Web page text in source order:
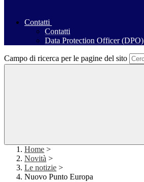
Contatti
Contatti
Data Protection Officer (DPO)
Campo di ricerca per le pagine del sito
Home >
Novità >
Le notizie >
Nuovo Punto Europa